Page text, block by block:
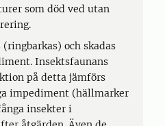
som död ved utan
och skadas
Insektsfaunans
på detta jämförs
impediment (hällmarker
insekter i